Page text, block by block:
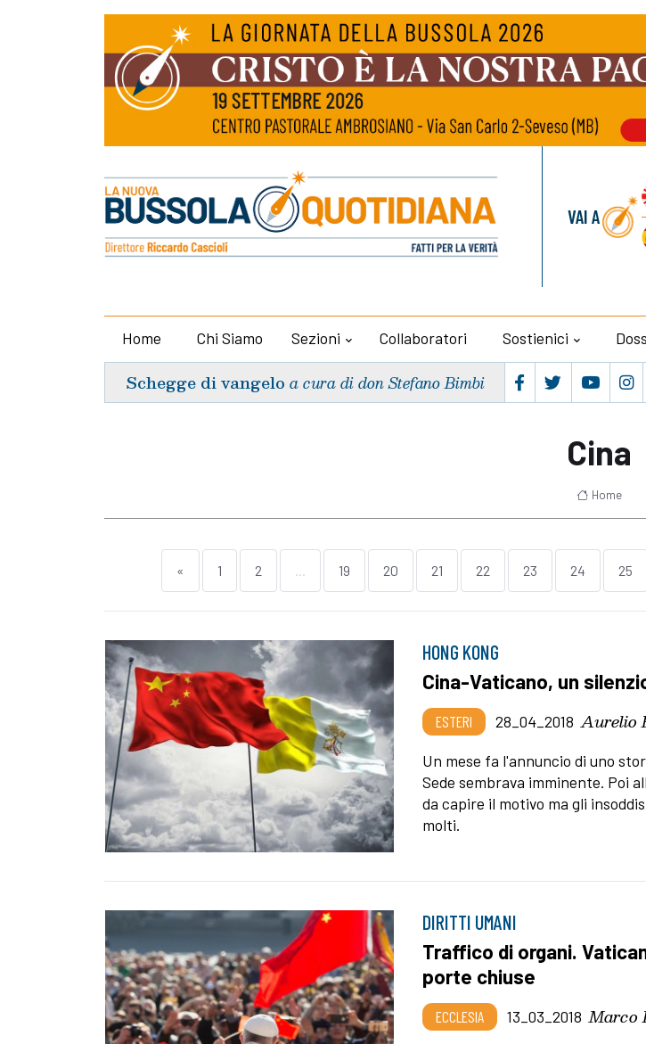
VAI A
Home Chi Siamo Sezioni Collaboratori Sostienici
Schegge di vangelo a cura di don Stefano Bimbi
Cina
Home
« 1 2 ... 19 20 21 22 23 24 25
HONG KONG
Cina-Vaticano, un
ESTERI 28_04_2018 Aurelio
Un mese fa l'annuncio di uno
Sede sembrava imminente. Poi
da capire il motivo ma gli
molti.
DIRITTI UMANI
Traffico di organi.
porte chiuse
ECCLESIA 13_03_2018 Marco